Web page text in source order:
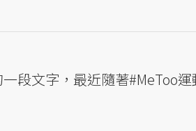
段文字，最近隨著#MeToo